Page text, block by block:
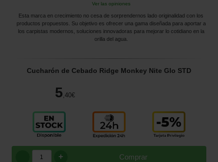
Ver las opiniones
Esta marca en crecimiento no cesa de sorprendernos lado originalidad con los
productos propuestos. Su objetivo es ofrecer una gama diseñada para aportar a
los carpistas modernos, soluciones innovadoras para mejorar lo cotidiano en la
orilla del agua.
Cucharón de Cebado Ridge Monkey Nite Glo STD
5 ,40€
Comprar
+